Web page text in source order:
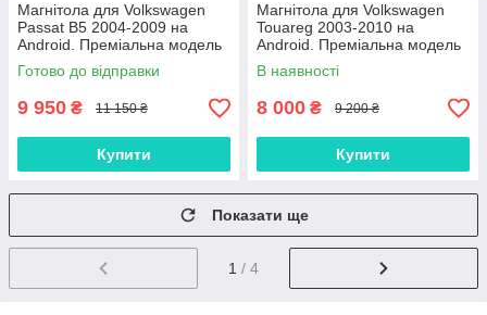
Магнітола для Volkswagen
Passat B5 2004-2009 на
Android. Преміальна модель
(2+32 ГБ 4G QLED CarPlay 8
ядер)
Готово до відправки
9 950 ₴ 11 150 ₴
Купити
Магнітола для Volkswagen
Touareg 2003-2010 на
Android. Преміальна модель
(2+32 ГБ 4G QLED CarPlay 8
ядер)
В наявності
8 000 ₴ 9 200 ₴
Купити
Показати ще
1 / 4